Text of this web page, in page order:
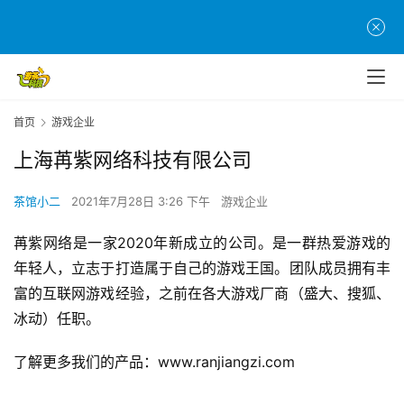
游
原
戏
业
界
机
首页 游戏企业
上海苒紫网络科技有限公司
茶馆小二 2021年7月28日 3:26 下午 游戏企业
苒紫网络是一家2020年新成立的公司。是一群热爱游戏的
年轻人，立志于打造属于自己的游戏王国。团队成员拥有丰
富的互联网游戏经验，之前在各大游戏厂商（盛大、搜狐、
冰动）任职。
了解更多我们的产品：www.ranjiangzi.com